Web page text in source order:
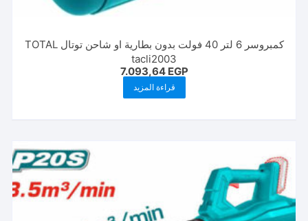
كمبروسر 6 لتر 40 فولت بدون بطارية او شاحن توتال TOTAL
tacli2003
7.093,64 EGP
قراءة المزيد